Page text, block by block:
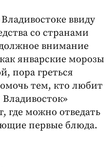
ввиду
со странами
внимание
январские морозы
пора греться
тем, кто любит
где можно отведать
первые блюда.